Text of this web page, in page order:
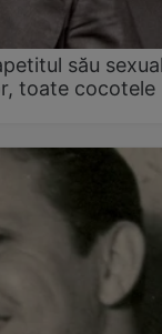
său
toate cocotele